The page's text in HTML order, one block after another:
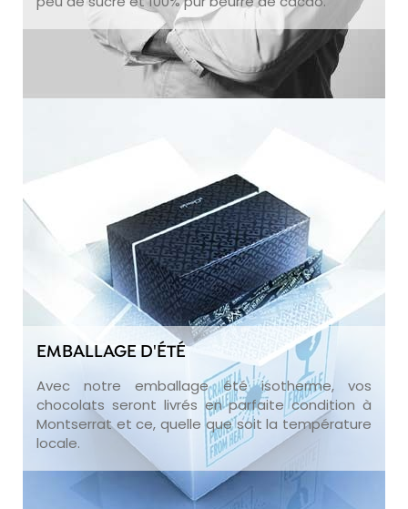
EMBALLAGE D'ÉTÉ
Avec notre emballage été isotherme, vos
chocolats seront livrés en parfaite condition à
Montserrat et ce, quelle que soit la température
locale.